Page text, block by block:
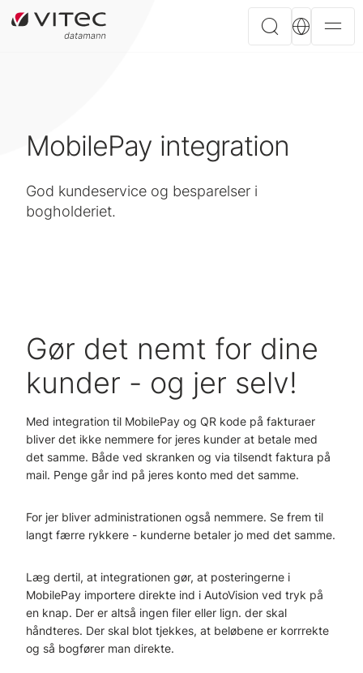
MobilePay integration
God kundeservice og besparelser i
bogholderiet.
Gør det nemt for dine
kunder - og jer selv!
Med integration til MobilePay og QR kode på fakturaer
bliver det ikke nemmere for jeres kunder at betale med
det samme. Både ved skranken og via tilsendt faktura på
mail. Penge går ind på jeres konto med det samme.
For jer bliver administrationen også nemmere. Se frem til
langt færre rykkere - kunderne betaler jo med det samme.
Læg dertil, at integrationen gør, at posteringerne i
MobilePay importere direkte ind i AutoVision ved tryk på
en knap. Der er altså ingen filer eller lign. der skal
håndteres. Der skal blot tjekkes, at beløbene er korrrekte
og så bogfører man direkte.